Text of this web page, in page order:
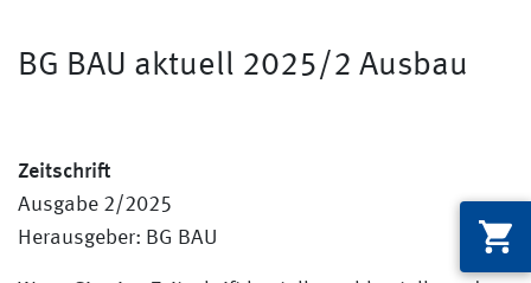
BG BAU aktuell 2025/2 Ausbau
Zeitschrift
Ausgabe 2/2025
Herausgeber: BG BAU